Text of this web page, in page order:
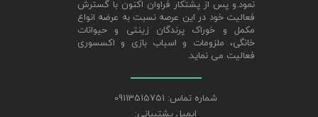
نمود.و پس از پشتکار فراوان اکنون با گسترش
فعالیت خود در این عرصه نسبت به عرضه انواع
مکمل و خوراک پرندگان زینتی و حیوانات
خانگی، ملزومات و اسباب بازی و اکسسوری
فعالیت می نماید.
شماره تماس: 09113515751
ایمیل پشتیبانی: